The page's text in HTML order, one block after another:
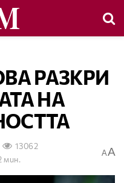
РАЗКРИ
НА
13062
мин.
AA